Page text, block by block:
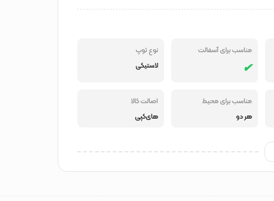
مناسب برای آسفالت
نوع توپ
لاستیکی
مناسب برای محیط
هر دو
اصالت کالا
های‌کپی